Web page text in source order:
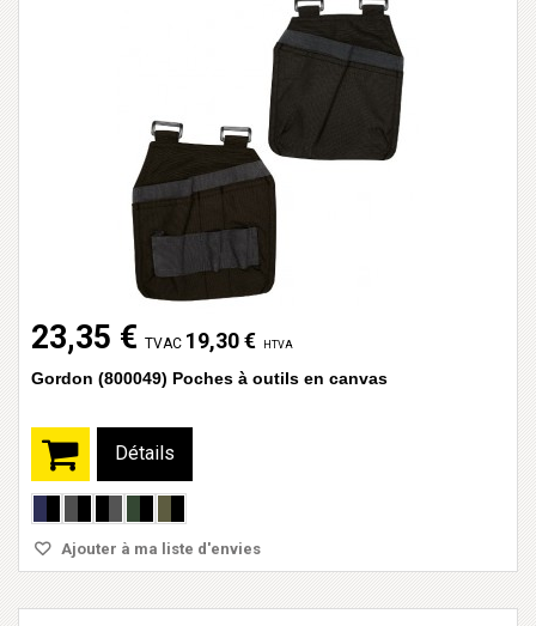
23,35 € TVAC 19,30 € HTVA
Gordon (800049) Poches à outils en canvas
Détails
Ajouter à ma liste d'envies